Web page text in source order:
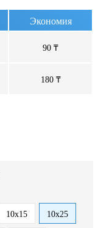
Экономия
90 ₸
180 ₸
10x15 10x25